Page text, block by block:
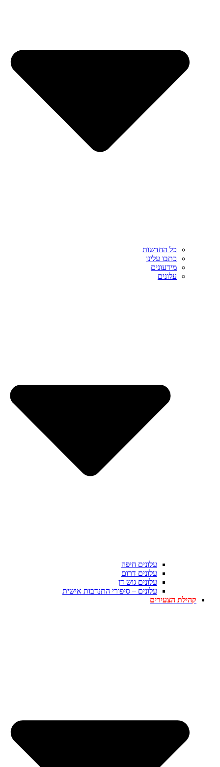
כל החדשות
כתבו עלינו
מידעונים
עלונים
עלונים חיפה
עלונים דרום
עלונים גוש דן
עלונים – סיפורי התנדבות אישית
קהילת הצעירים